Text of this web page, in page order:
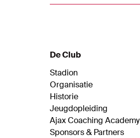
De Club
Stadion
Organisatie
Historie
Jeugdopleiding
Ajax Coaching Academy
Sponsors & Partners